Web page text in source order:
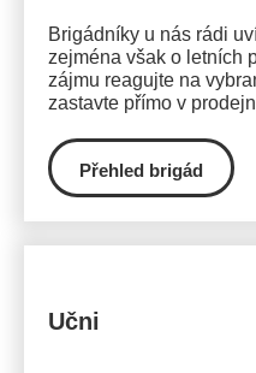
Brigádníky u nás rádi
zejména však o letních
zájmu reagujte na
zastavte přímo v
Přehled brigád
Učni